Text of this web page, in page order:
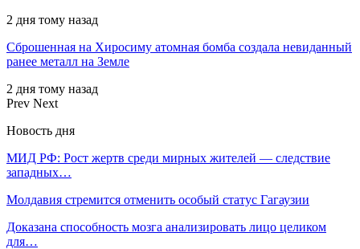
2 дня тому назад
Сброшенная на Хиросиму атомная бомба создала невиданный
ранее металл на Земле
2 дня тому назад
Prev Next
Новость дня
МИД РФ: Рост жертв среди мирных жителей — следствие
западных…
Молдавия стремится отменить особый статус Гагаузии
Доказана способность мозга анализировать лицо целиком
для…